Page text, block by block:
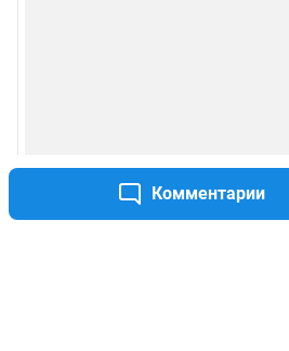
Комментарии